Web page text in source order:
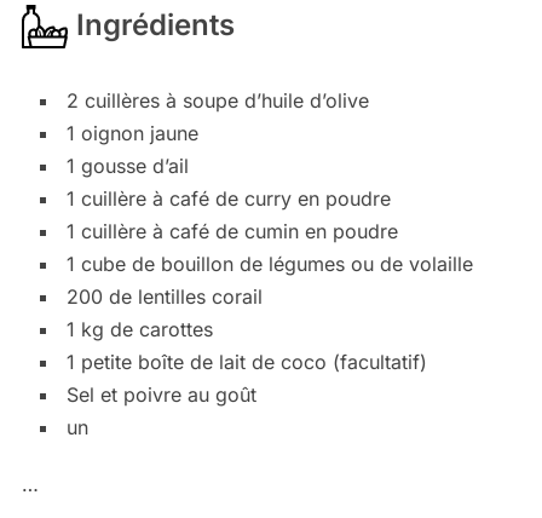
Ingrédients
2 cuillères à soupe d’huile d’olive
1 oignon jaune
1 gousse d’ail
1 cuillère à café de curry en poudre
1 cuillère à café de cumin en poudre
1 cube de bouillon de légumes ou de volaille
200 de lentilles corail
1 kg de carottes
1 petite boîte de lait de coco (facultatif)
Sel et poivre au goût
un
…